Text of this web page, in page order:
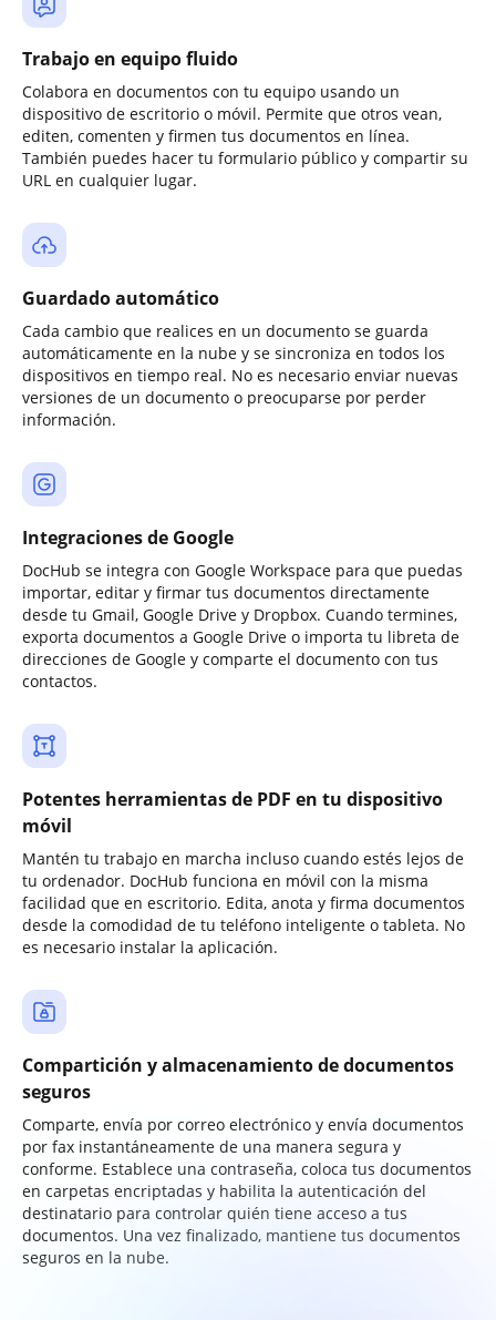
Trabajo en equipo fluido
Colabora en documentos con tu equipo usando un
dispositivo de escritorio o móvil. Permite que otros vean,
editen, comenten y firmen tus documentos en línea.
También puedes hacer tu formulario público y compartir su
URL en cualquier lugar.
Guardado automático
Cada cambio que realices en un documento se guarda
automáticamente en la nube y se sincroniza en todos los
dispositivos en tiempo real. No es necesario enviar nuevas
versiones de un documento o preocuparse por perder
información.
Integraciones de Google
DocHub se integra con Google Workspace para que puedas
importar, editar y firmar tus documentos directamente
desde tu Gmail, Google Drive y Dropbox. Cuando termines,
exporta documentos a Google Drive o importa tu libreta de
direcciones de Google y comparte el documento con tus
contactos.
Potentes herramientas de PDF en tu dispositivo
móvil
Mantén tu trabajo en marcha incluso cuando estés lejos de
tu ordenador. DocHub funciona en móvil con la misma
facilidad que en escritorio. Edita, anota y firma documentos
desde la comodidad de tu teléfono inteligente o tableta. No
es necesario instalar la aplicación.
Compartición y almacenamiento de documentos
seguros
Comparte, envía por correo electrónico y envía documentos
por fax instantáneamente de una manera segura y
conforme. Establece una contraseña, coloca tus documentos
en carpetas encriptadas y habilita la autenticación del
destinatario para controlar quién tiene acceso a tus
documentos. Una vez finalizado, mantiene tus documentos
seguros en la nube.